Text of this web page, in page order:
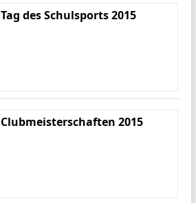
Tag des Schulsports 2015
Clubmeisterschaften 2015